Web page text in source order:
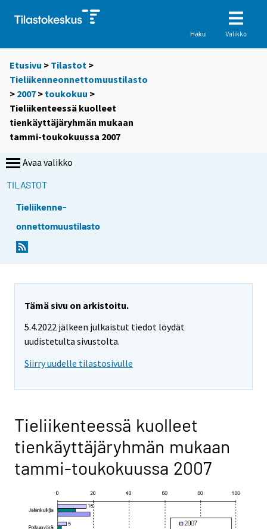
Haku Valikko
Etusivu > Tilastot >
Tieliikenneonnettomuustilasto
> 2007 > toukokuu >
Tieliikenteessä kuolleet
tienkäyttäjäryhmän mukaan
tammi-toukokuussa 2007
Avaa valikko
TILASTOT
Tieliikenne-
onnettomuustilasto
Tämä sivu on arkistoitu.
5.4.2022 jälkeen julkaistut tiedot löydät
uudistetulta sivustolta.
Siirry uudelle tilastosivulle
Tieliikenteessä kuolleet
tienkäyttäjäryhmän mukaan
tammi-toukokuussa 2007